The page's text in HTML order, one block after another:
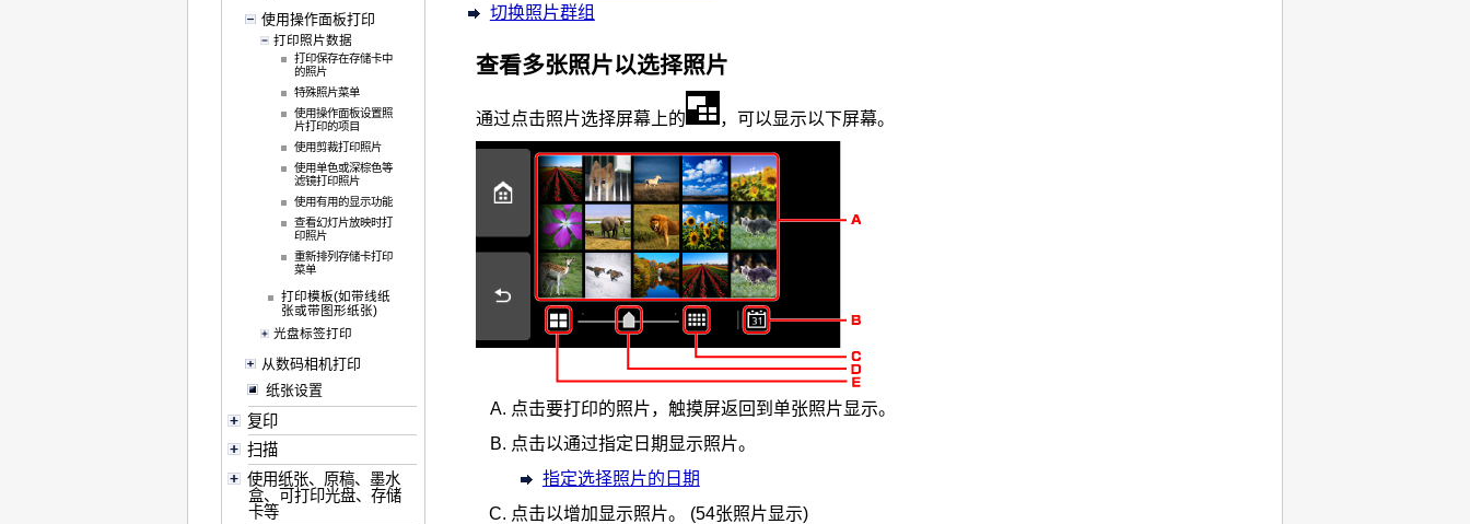
使用操作面板打印
打印照片数据
打印保存在存储卡中
的照片
特殊照片菜单
使用操作面板设置照
片打印的项目
使用剪裁打印照片
使用单色或深棕色等
滤镜打印照片
使用有用的显示功能
查看幻灯片放映时打
印照片
重新排列存储卡打印
菜单
打印模板(如带线纸
张或带图形纸张)
光盘标签打印
从数码相机打印
纸张设置
复印
扫描
使用纸张、原稿、墨水
盒、可打印光盘、存储
卡等
切换照片群组
查看多张照片以选择照片
通过点击照片选择屏幕上的 ，可以显示以下屏幕。
点击要打印的照片， 触摸屏返回到单张照片显示。
点击以通过指定日期显示照片。
指定选择照片的日期
点击以增加显示照片。
(54张照片显示)